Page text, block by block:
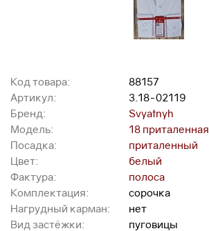
Код товара:
88157
Артикул:
3.18-02119
Бренд:
Svyatnyh
Модель:
18 приталенная
Посадка:
приталенный
Цвет:
белый
Фактура:
полоса
Комплектация:
сорочка
Нагрудный карман:
нет
Вид застёжки:
пуговицы